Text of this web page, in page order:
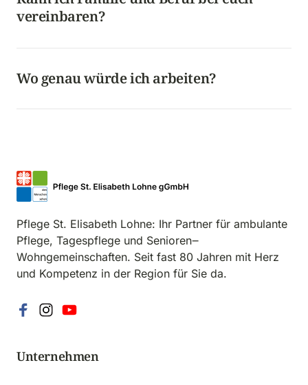
vereinbaren?
einzugehen. Sprich uns einfach an, gemeinsam
finden wir meistens eine gute Lösung.
Wo genau würde ich arbeiten?
angenehm kurz.
Pflege St. Elisabeth Lohne: Ihr Partner für
Pflege, Tagespflege und Senioren‒
Wohngemeinschaften. Seit fast 80 Jahren mit
und Kompetenz in der Region für Sie da.
Unternehmen